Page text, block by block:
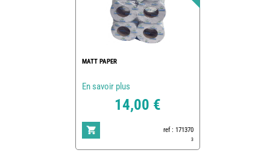
MATT PAPER
En savoir plus
14,00 €
ref : 171370
3